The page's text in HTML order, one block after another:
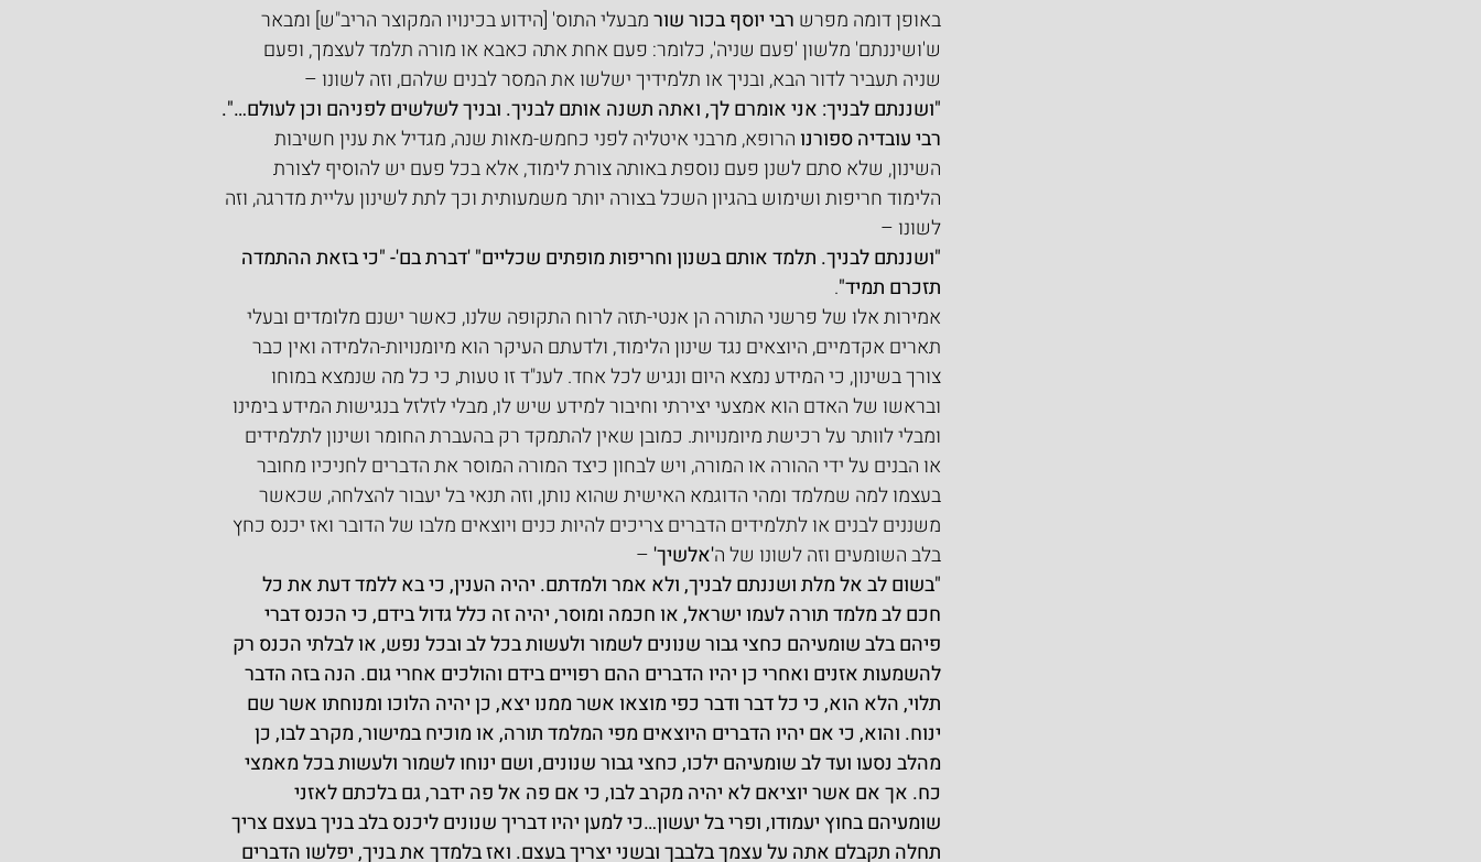
באופן דומה מפרש רבי יוסף בכור שור מבעלי התוס' [הידוע בכינויו המקוצר הריב"ש] ומבאר
ש'ושיננתם' מלשון 'פעם שניה', כלומר: פעם אחת אתה כאבא או מורה תלמד לעצמך, ופעם
שניה תעביר לדור הבא, ובניך או תלמידיך ישלשו את המסר לבנים שלהם, וזה לשונו –
"ושננתם לבניך: אני אומרם לך, ואתה תשנה אותם לבניך. ובניך לשלשים לפניהם וכן לעולם…".
רבי עובדיה ספורנו הרופא, מרבני איטליה לפני כחמש-מאות שנה, מגדיל את ענין חשיבות
השינון, שלא סתם לשנן פעם נוספת באותה צורת לימוד, אלא בכל פעם יש להוסיף לצורת
הלימוד חריפות ושימוש בהגיון השכל בצורה יותר משמעותית וכך לתת לשינון עליית מדרגה, וזה
לשונו –
"ושננתם לבניך. תלמד אותם בשנון וחריפות מופתים שכליים" 'דברת בם'- "כי בזאת ההתמדה
תזכרם תמיד".
אמירות אלו של פרשני התורה הן אנטי-תזה לרוח התקופה שלנו, כאשר ישנם מלומדים ובעלי
תארים אקדמיים, היוצאים נגד שינון הלימוד, ולדעתם העיקר הוא מיומנויות-הלמידה ואין כבר
צורך בשינון, כי המידע נמצא היום ונגיש לכל אחד. לענ"ד זו טעות, כי כל מה שנמצא במוחו
ובראשו של האדם הוא אמצעי יצירתי וחיבור למידע שיש לו, מבלי לזלזל בנגישות המידע בימינו
ומבלי לוותר על רכישת מיומנויות. כמובן שאין להתמקד רק בהעברת החומר ושינון לתלמידים
או הבנים על ידי ההורה או המורה, ויש לבחון כיצד המורה המוסר את הדברים לחניכיו מחובר
בעצמו למה שמלמד ומהי הדוגמא האישית שהוא נותן, וזה תנאי בל יעבור להצלחה, שכאשר
משננים לבנים או לתלמידים הדברים צריכים להיות כנים ויוצאים מלבו של הדובר ואז יכנס כחץ
בלב השומעים וזה לשונו של ה'אלשיך' –
"בשום לב אל מלת ושננתם לבניך, ולא אמר ולמדתם. יהיה הענין, כי בא ללמד דעת את כל
חכם לב מלמד תורה לעמו ישראל, או חכמה ומוסר, יהיה זה כלל גדול בידם, כי הכנס דברי
פיהם בלב שומעיהם כחצי גבור שנונים לשמור ולעשות בכל לב ובכל נפש, או לבלתי הכנס רק
להשמעות אזנים ואחרי כן יהיו הדברים ההם רפויים בידם והולכים אחרי גום. הנה בזה הדבר
תלוי, הלא הוא, כי כל דבר ודבר כפי מוצאו אשר ממנו יצא, כן יהיה הלוכו ומנוחתו אשר שם
ינוח. והוא, כי אם יהיו הדברים היוצאים מפי המלמד תורה, או מוכיח במישור, מקרב לבו, כן
מהלב נסעו ועד לב שומעיהם ילכו, כחצי גבור שנונים, ושם ינוחו לשמור ולעשות בכל מאמצי
כח. אך אם אשר יוציאם לא יהיה מקרב לבו, כי אם פה אל פה ידבר, גם בלכתם לאזני
שומעיהם בחוץ יעמודו, ופרי בל יעשון…כי למען יהיו דבריך שנונים ליכנס בלב בניך בעצם צריך
תחלה תקבלם אתה על עצמך בלבבך ובשני יצריך בעצם. ואז בלמדך את בניך, יפלשו הדברים